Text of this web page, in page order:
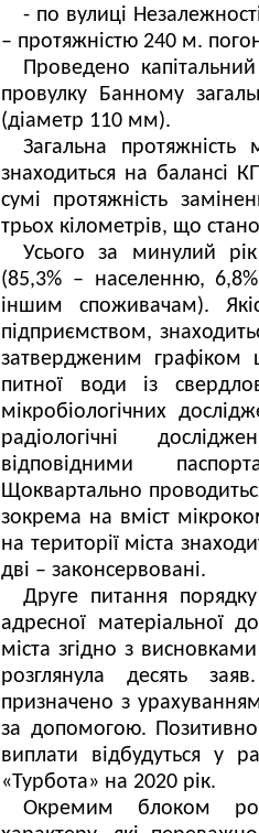
- по вулиці
– протяжністю 240 м.
Проведено
провулку Банному
(діаметр 110 мм).
Загальна протяжність
знаходиться на балансі
сумі протяжність
трьох кілометрів, що
Усього за минулий
(85,3% – населенню,
іншим споживачам).
підприємством,
затвердженим графіком
питної води із
мікробіологічних
радіологічні
відповідними
Щоквартально
зокрема на вміст
на території міста
дві – законсервовані.
Друге питання
адресної матеріальної
міста згідно з
розглянула десять
призначено з
за допомогою. Позитивно
виплати відбудуться у
«Турбота» на 2020 рік.
Окремим блоком